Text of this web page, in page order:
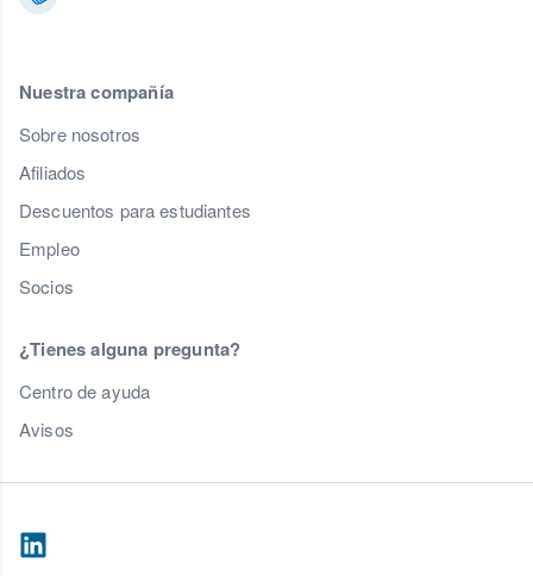
Nuestra compañía
Sobre nosotros
Afiliados
Descuentos para estudiantes
Empleo
Socios
¿Tienes alguna pregunta?
Centro de ayuda
Avisos